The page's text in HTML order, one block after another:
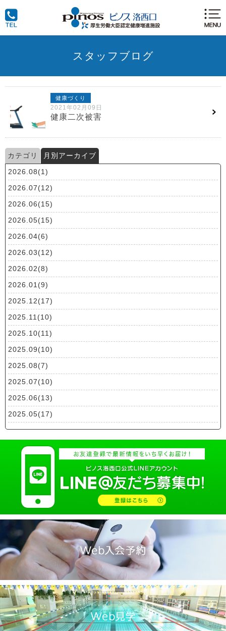
スタッフブログ
健康づくり
2021年02月09日
健康二次被害
カテゴリ
月別アーカイブ
2026.08(1)
2026.07(12)
2026.06(15)
2026.05(15)
2026.04(6)
2026.03(12)
2026.02(8)
2026.01(9)
2025.12(17)
2025.11(10)
2025.10(11)
2025.09(10)
2025.08(7)
2025.07(10)
2025.06(13)
2025.05(17)
2025.04(19)
2025.03(10)
2025.01(14)
2024.12(14)
2024.10(18)
2024.09(15)
2024.08(21)
2024.07(20)
2024.06(29)
2024.05(22)
2024.04(20)